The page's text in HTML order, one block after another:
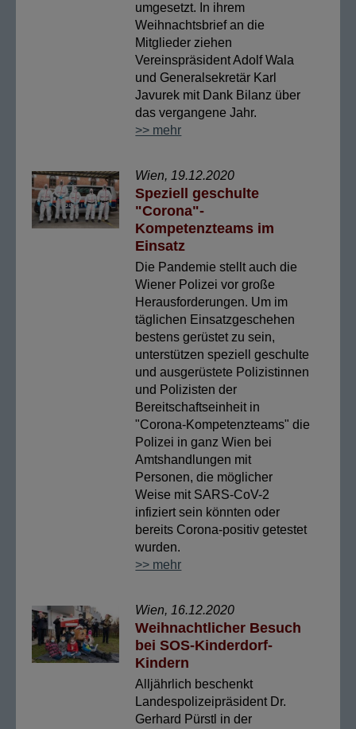
umgesetzt. In ihrem
Weihnachtsbrief an die
Mitglieder ziehen
Vereinspräsident Adolf Wala
und Generalsekretär Karl
Javurek mit Dank Bilanz über
das vergangene Jahr.
>> mehr
Wien, 19.12.2020
Speziell geschulte
"Corona"-
Kompetenzteams im
Einsatz
Die Pandemie stellt auch die
Wiener Polizei vor große
Herausforderungen. Um im
täglichen Einsatzgeschehen
bestens gerüstet zu sein,
unterstützen speziell geschulte
und ausgerüstete Polizistinnen
und Polizisten der
Bereitschaftseinheit in
"Corona-Kompetenzteams" die
Polizei in ganz Wien bei
Amtshandlungen mit
Personen, die möglicher
Weise mit SARS-CoV-2
infiziert sein könnten oder
bereits Corona-positiv getestet
wurden.
>> mehr
Wien, 16.12.2020
Weihnachtlicher Besuch
bei SOS-Kinderdorf-
Kindern
Alljährlich beschenkt
Landespolizeipräsident Dr.
Gerhard Pürstl in der